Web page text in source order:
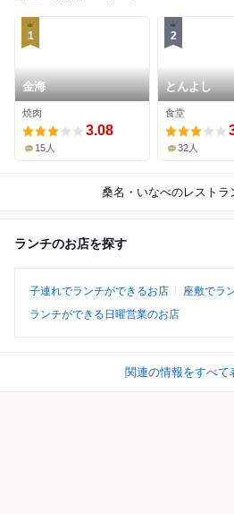
1
金海
焼肉
3.08
15人
2
とんよし
食堂
32人
桑名・いなべのレストラ
ランチのお店を探す
子連れでランチができるお店
座敷でラ
ランチができる日曜営業のお店
関連の情報をすべて